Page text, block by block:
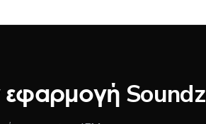
εφαρμογή Soundz